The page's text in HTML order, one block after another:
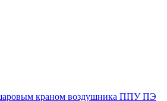
краном воздушника ППУ ПЭ